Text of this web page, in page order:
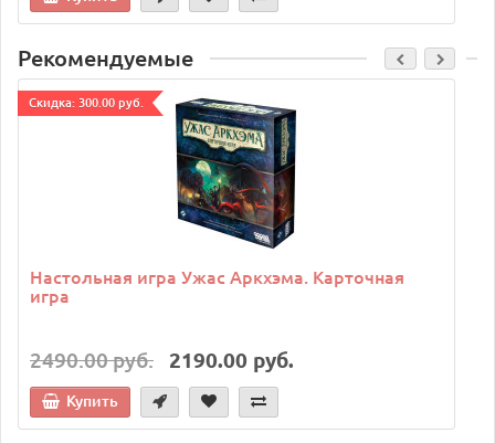
Рекомендуемые
Cкидка: 300.00 руб.
Настольная игра Ужас Аркхэма. Карточная
игра
2490.00 руб. 2190.00 руб.
Купить